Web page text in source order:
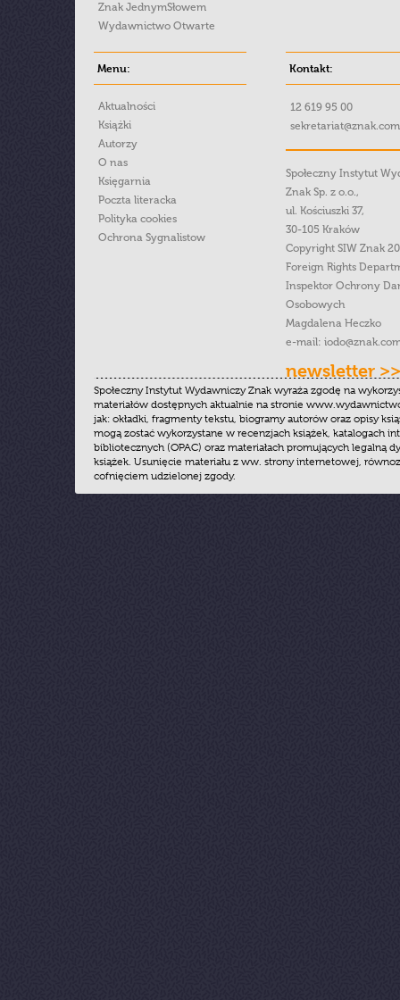
Znak JednymSłowem
Wydawnictwo Otwarte
Menu:
Aktualności
Książki
Autorzy
O nas
Księgarnia
Poczta literacka
Polityka cookies
Ochrona Sygnalistow
Kontakt:
12 619 95 00
Społeczny Instytut
Znak Sp. z o.o.,
ul. Kościuszki 37,
30-105 Kraków
Copyright SIW Znak
Foreign Rights
Inspektor Ochrony
Osobowych
Magdalena Heczko
e-mail:
newsletter >>
Społeczny Instytut Wydawniczy Znak wyraża zgodę na
materiałów dostępnych aktualnie na stronie
jak: okładki, fragmenty tekstu, biogramy autorów oraz opisy
mogą zostać wykorzystane w recenzjach książek, katalogach
bibliotecznych (OPAC) oraz materiałach promujących legalną
książek. Usunięcie materiału z ww. strony internetowej,
cofnięciem udzielonej zgody.